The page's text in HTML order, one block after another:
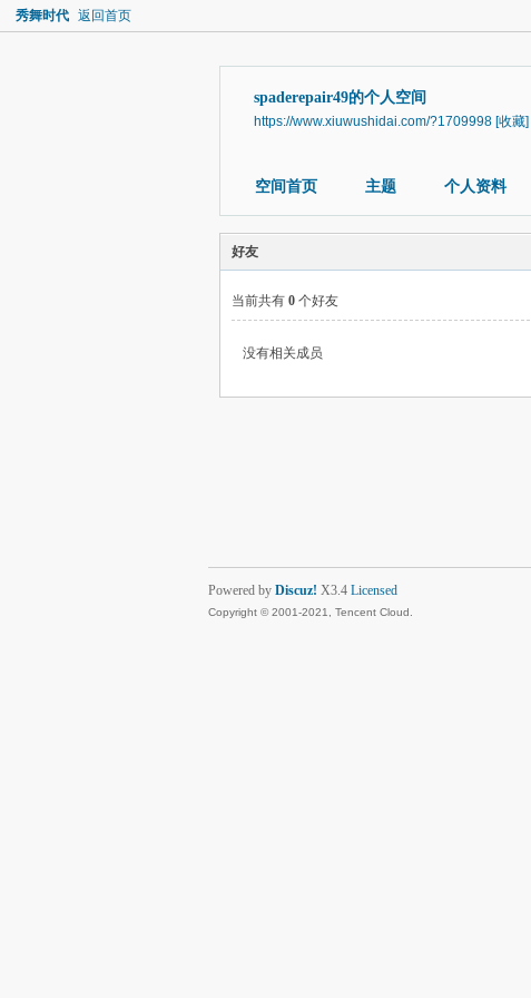
秀舞时代 返回首页
spaderepair49的个人空间
https://www.xiuwushidai.com/?1709998 [收藏]
空间首页 主题 个人资料
好友
当前共有 0 个好友
没有相关成员
Powered by Discuz! X3.4 Licensed
Copyright © 2001-2021, Tencent Cloud.